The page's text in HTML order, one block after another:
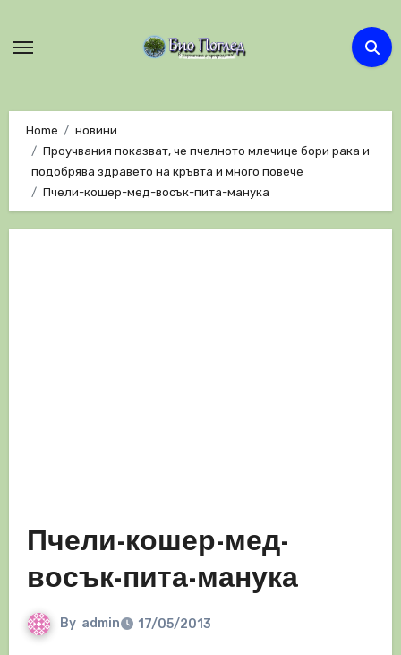
Home
новини
Проучвания показват, че пчелното млечице бори рака и
подобрява здравето на кръвта и много повече
Пчели-кошер-мед-восък-пита-манука
Пчели-кошер-мед-
восък-пита-манука
By admin 17/05/2013